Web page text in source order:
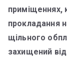
приміщеннях,
прокладання
щільного
захищений